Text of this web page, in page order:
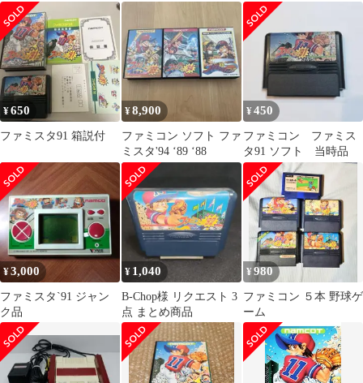
ゲーム 動作未確認
¥650
ファミスタ91 箱説付
¥8,900
ファミコン ソフト ファ
ミスタ'94 ‘89 ‘88
¥450
ファミコン ファミス
タ91 ソフト 当時品
¥3,000
ファミスタ`91 ジャン
ク品
¥ 1,040
B-Chop様 リクエスト 3
点 まとめ商品
¥980
ファミコン ５本 野球ゲ
ーム